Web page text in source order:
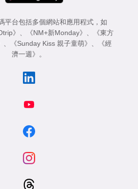
平台包括多個網站和應用程式，如
》 《NM+新Monday》
《東方
《Sunday Kiss 親子童萌》
《經
濟一週》
。